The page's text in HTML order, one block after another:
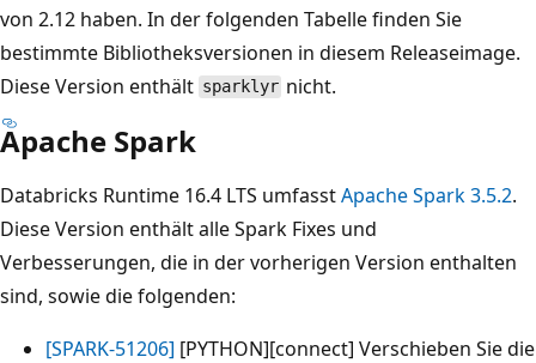
von 2.12 haben. In der folgenden Tabelle finden Sie
bestimmte Bibliotheksversionen in diesem Releaseimage.
Diese Version enthält sparklyr nicht.
Apache Spark
Databricks Runtime 16.4 LTS umfasstApache Spark 3.5.2.
Diese Version enthält alle Spark Fixes und
Verbesserungen, die in der vorherigen Version enthalten
sind, sowie die folgenden:
[SPARK-51206] [PYTHON][connect] Verschieben Sie die